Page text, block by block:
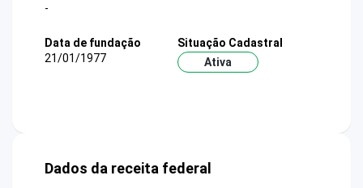
-
Data de fundação
21/01/1977
Situação Cadastral
Ativa
Dados da receita federal